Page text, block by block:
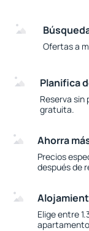
Ofertas a
Planifica
Reserva
gratuita.
Ahorra
Precios
después de
Elige entre